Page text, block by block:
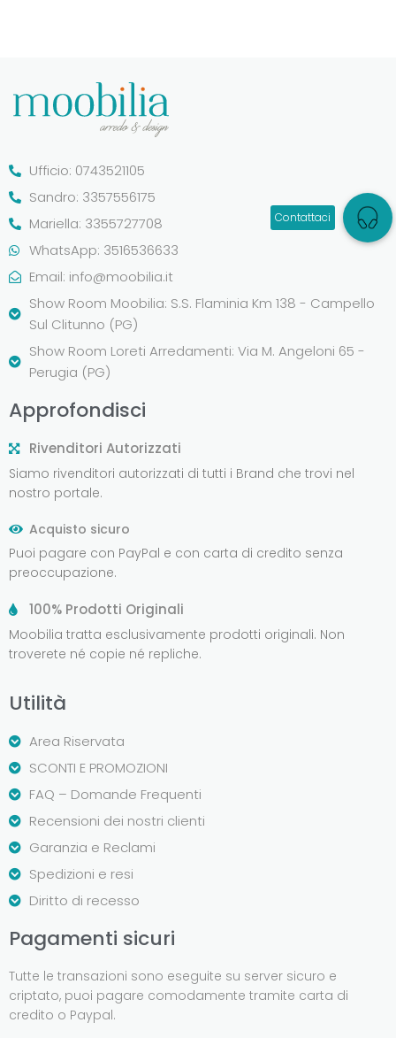
Ufficio: 0743521105
Sandro: 3357556175
Mariella: 3355727708
WhatsApp: 3516536633
Email: info@moobilia.it
Show Room Moobilia: S.S. Flaminia Km 138 - Campello
Sul Clitunno (PG)
Show Room Loreti Arredamenti: Via M. Angeloni 65 -
Perugia (PG)
Approfondisci
Rivenditori Autorizzati
Siamo rivenditori autorizzati di tutti i Brand che trovi nel
nostro portale.
Acquisto sicuro
Puoi pagare con PayPal e con carta di credito senza
preoccupazione.
100% Prodotti Originali
Moobilia tratta esclusivamente prodotti originali. Non
troverete né copie né repliche.
Utilità
Area Riservata
SCONTI E PROMOZIONI
FAQ – Domande Frequenti
Recensioni dei nostri clienti
Garanzia e Reclami
Spedizioni e resi
Diritto di recesso
Pagamenti sicuri
Tutte le transazioni sono eseguite su server sicuro e
criptato, puoi pagare comodamente tramite carta di
credito o Paypal.